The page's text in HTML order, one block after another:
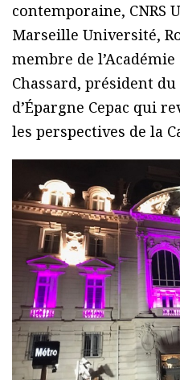
contemporaine, CNRS
Marseille Université,
membre de
Chassard, président
d’Épargne Cepac qui
les perspectives de la